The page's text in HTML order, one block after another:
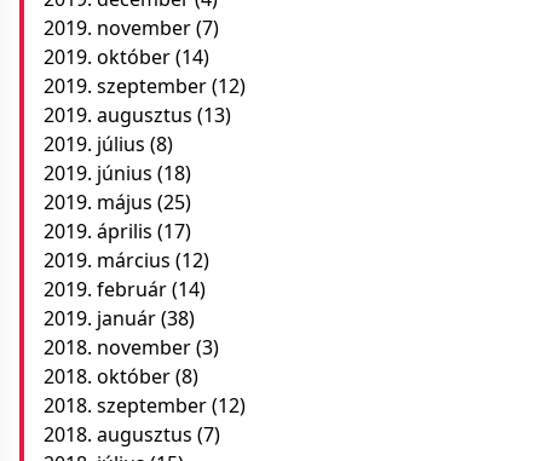
2019. november(7)
2019. október(14)
2019. szeptember(12)
2019. augusztus (13)
2019. július (8)
2019. június (18)
2019. május (25)
2019. április (17)
2019. március (12)
2019. február(14)
2019. január(38)
2018. november(3)
2018. október(8)
2018. szeptember(12)
2018. augusztus (7)